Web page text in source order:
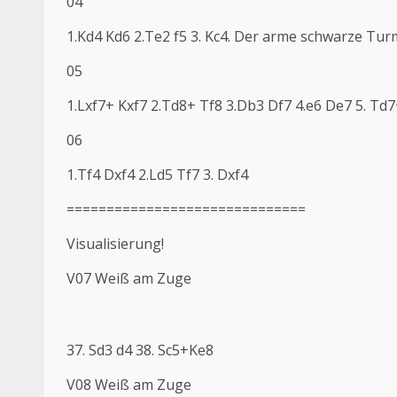
1.Kd4 Kd6 2.Te2 f5 3. Kc4. Der arme schwarze
05
1.Lxf7+ Kxf7 2.Td8+ Tf8 3.Db3 Df7 4.e6 De7 5.
06
1.Tf4 Dxf4 2.Ld5 Tf7 3. Dxf4
==============================
Visualisierung!
V07 Weiß am Zuge
37. Sd3 d4 38. Sc5+Ke8
V08 Weiß am Zuge